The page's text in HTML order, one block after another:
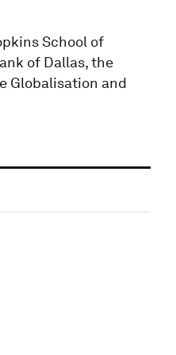
School of
of Dallas, the
Globalisation and